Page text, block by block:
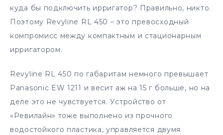
куда бы подключить ирригатор? Правильно, никто.
Поэтому Revyline RL 450 – это превосходный
компромисс между компактным и стационарным
ирригатором.
Revyline RL 450 по габаритам немного превышает
Panasonic EW 1211 и весит аж на 15 г больше, но на
деле это не чувствуется. Устройство от
«Ревилайн» тоже выполнено из прочного
водостойкого пластика, управляется двумя